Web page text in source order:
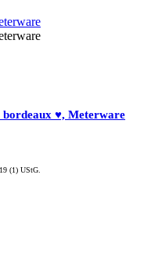
♥, Meterware
(1) UStG.